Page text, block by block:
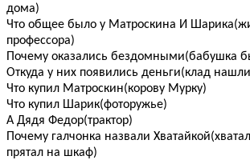
дома)
Что общее было у Матроскина И
профессора)
Почему оказались бездомными(бабушка
Откуда у них появились деньги(клад
Что купил Матроскин(корову Мурку)
Что купил Шарик(фоторужье)
А Дядя Федор(трактор)
Почему галчонка назвали
прятал на шкаф)